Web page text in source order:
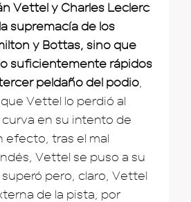
Vettel y Charles Leclerc
supremacía de los
y Bottas, sino que
suficientemente rápidos
peldaño del podio
Vettel lo perdió al
curva en su intento de
efecto, tras el mal
Vettel se puso a su
pero, claro, Vettel
de la pista, por